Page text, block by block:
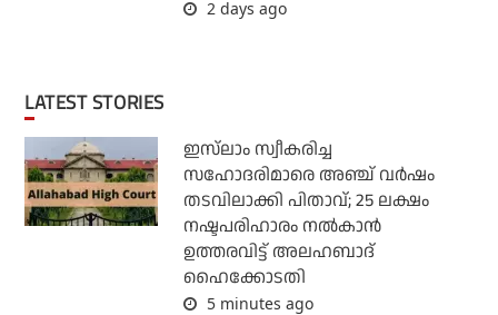
2 days ago
LATEST STORIES
ഇസ്‌ലാം സ്വീകരിച്ച
സഹോദരിമാരെ അഞ്ച് വര്‍ഷം
തടവിലാക്കി പിതാവ്; 25 ലക്ഷം
നഷ്ടപരിഹാരം നല്‍കാന്‍
ഉത്തരവിട്ട് അലഹബാദ്
ഹൈക്കോടതി
5 minutes ago